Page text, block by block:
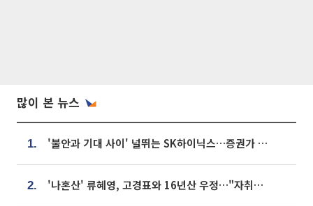
많이 본 뉴스
1. '불안과 기대 사이' 널뛰는 SK하이닉스…증권가 "HBM4·LTA 기반 펀터멘털 견고"
2. '나혼산' 류혜영, 고경표와 16년산 우정…"자취방서 부모님과 마주쳐"